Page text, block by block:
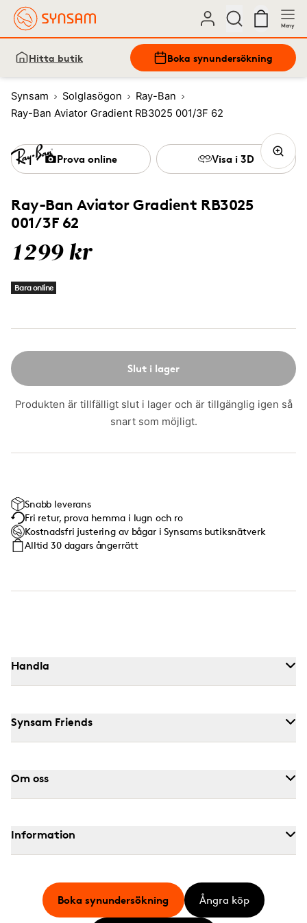
Meny
Hitta butik Boka synundersökning
Synsam Solglasögon
Ray-Ban
Ray-Ban Aviator Gradient RB3025 001/3F 62
Ray-Ban Aviator Gradient RB3025
001/3F 62
1299 kr
Bara online
Slut i lager
Produkten är tillfälligt slut i lager och är tillgänglig igen så
snart som möjligt.
Prova online Visa i 3D
Snabb leverans
Fri retur, prova hemma i lugn och ro
Kostnadsfri justering av bågar i Synsams butiksnätverk
Alltid 30 dagars ångerrätt
Handla
Synsam Friends
Om oss
Information
Boka synundersökning Ångra köp